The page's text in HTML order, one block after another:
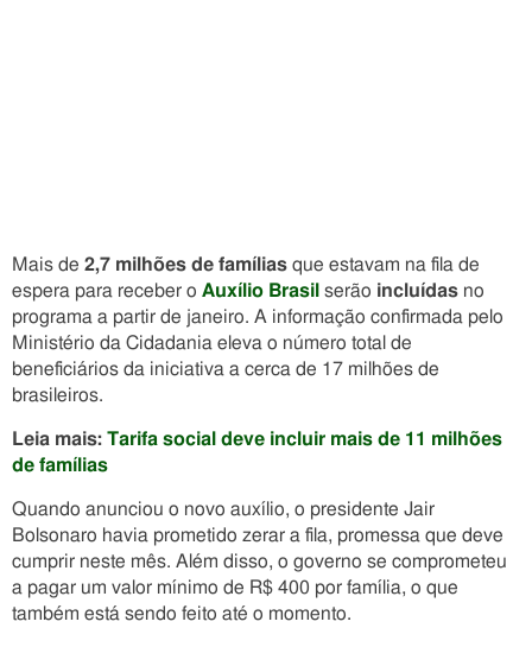
Mais de 2,7 milhões de famílias que estavam na fila de
espera para receber o Auxílio Brasil serão incluídas no
programa a partir de janeiro. A informação confirmada pelo
Ministério da Cidadania eleva o número total de
beneficiários da iniciativa a cerca de 17 milhões de
brasileiros.
Leia mais: Tarifa social deve incluir mais de 11 milhões
de famílias
Quando anunciou o novo auxílio, o presidente Jair
Bolsonaro havia prometido zerar a fila, promessa que deve
cumprir neste mês. Além disso, o governo se comprometeu
a pagar um valor mínimo de R$ 400 por família, o que
também está sendo feito até o momento.